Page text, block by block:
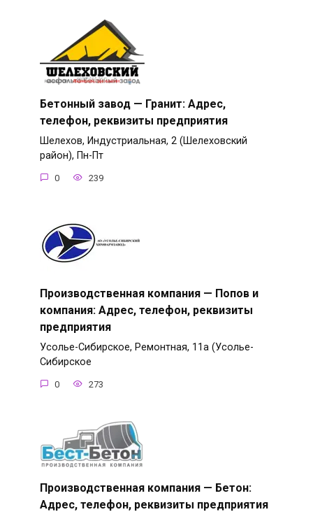
Бетонный завод — Гранит: Адрес,
телефон, реквизиты предприятия
Шелехов, Индустриальная, 2 (Шелеховский
район), Пн-Пт
0 239
Производственная компания — Попов и
компания: Адрес, телефон, реквизиты
предприятия
Усолье-Сибирское, Ремонтная, 11а (Усолье-
Сибирское
0 273
Производственная компания — Бетон:
Адрес, телефон, реквизиты предприятия